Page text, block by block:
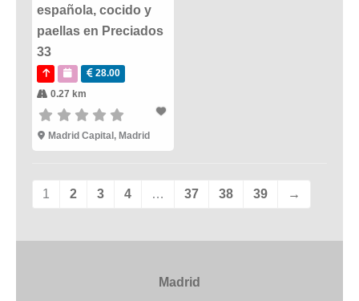
española, cocido y
paellas en Preciados
33
28.00
0.27 km
Madrid Capital , Madrid
1 2 3 4 … 37 38 39 →
Madrid